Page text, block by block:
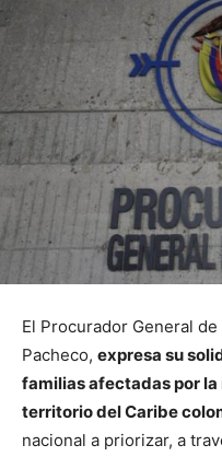
El Procurador General
Pacheco, expresa su
familias afectadas por
territorio del Caribe
nacional a priorizar, a